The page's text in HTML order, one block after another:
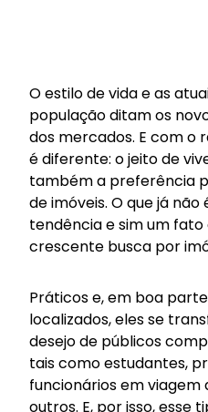
O estilo de vida e as
população ditam os
dos mercados. E com o
é diferente: o jeito de
também a preferência
de imóveis. O que já
tendência e sim um fato
crescente busca por
Práticos e, em boa
localizados, eles se
desejo de públicos
tais como estudantes,
funcionários em
outros. E, por isso, esse